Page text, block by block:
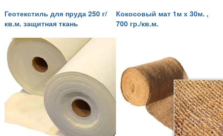
Геотекстиль для пруда 250 г/
кв.м. защитная ткань
Кокосовый мат 1м х 30м. ,
700 гр./кв.м.